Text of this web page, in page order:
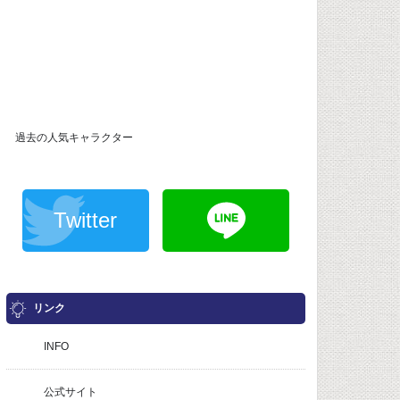
過去の人気キャラクター
Twitter
リンク
INFO
公式サイト